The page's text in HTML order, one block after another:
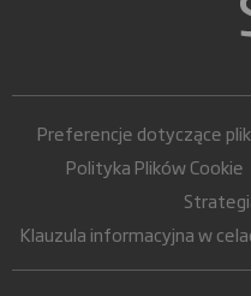
Preferencje dotyczące
Polityka Plików Cookie
Klauzula informacyjna w